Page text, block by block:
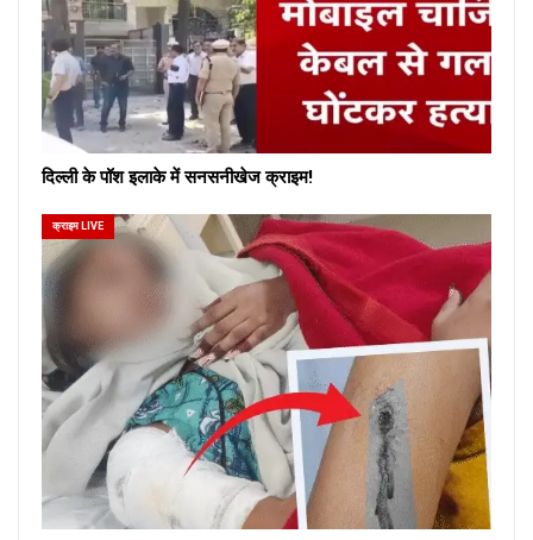
दिल्ली के पॉश इलाके में सनसनीखेज क्राइम!
क्राइम LIVE